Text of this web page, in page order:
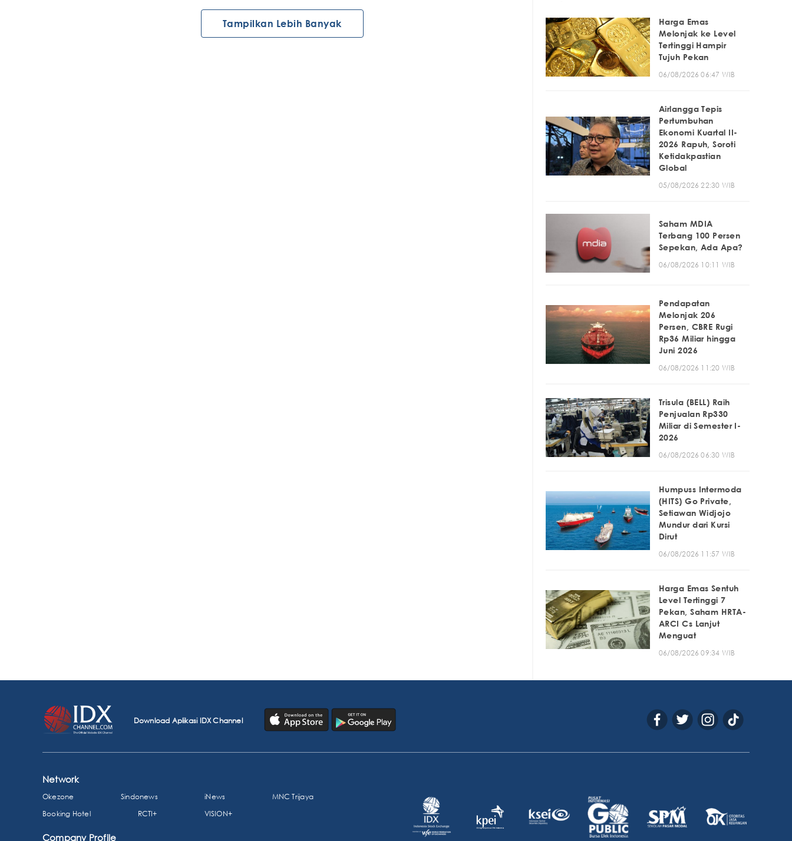
Tampilkan Lebih Banyak
Harga Emas
Melonjak ke Level
Tertinggi Hampir
Tujuh Pekan
06/08/2026 06:47 WIB
Airlangga Tepis
Pertumbuhan
Ekonomi Kuartal II-
2026 Rapuh, Soroti
Ketidakpastian
Global
05/08/2026 22:30 WIB
Saham MDIA
Terbang 100 Persen
Sepekan, Ada Apa?
06/08/2026 10:11 WIB
Pendapatan
Melonjak 206
Persen, CBRE Rugi
Rp36 Miliar hingga
Juni 2026
06/08/2026 11:20 WIB
Trisula (BELL) Raih
Penjualan Rp330
Miliar di Semester I-
2026
06/08/2026 06:30 WIB
Humpuss Intermoda
(HITS) Go Private,
Setiawan Widjojo
Mundur dari Kursi
Dirut
06/08/2026 11:57 WIB
Harga Emas Sentuh
Level Tertinggi 7
Pekan, Saham HRTA-
ARCI Cs Lanjut
Menguat
06/08/2026 09:34 WIB
Download Aplikasi IDX Channel
Network
Okezone Sindonews iNews
MNC Trijaya
Booking Hotel
RCTI+ VISION+
Company Profile